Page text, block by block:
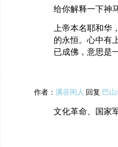
给你解释一下神
上帝本名耶和华
的永恒。心中有
已成佛，意思是
作者： 溪谷闲人 回复 巴山
文化革命、国家